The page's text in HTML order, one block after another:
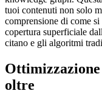
tuoi contenuti non solo
comprensione di come
copertura superficiale
citano e gli algoritmi
oltre